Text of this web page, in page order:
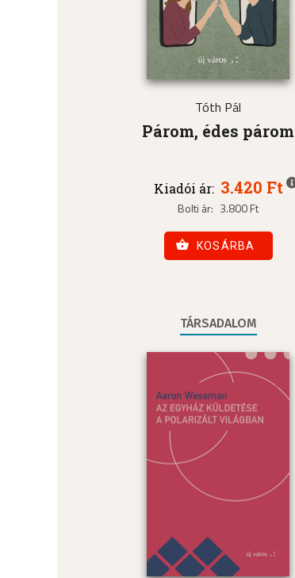
Tóth Pál
Párom, édes párom
Kiadói ár: 3.420 Ft
Bolti ár: 3.800 Ft
KOSÁRBA
TÁRSADALOM